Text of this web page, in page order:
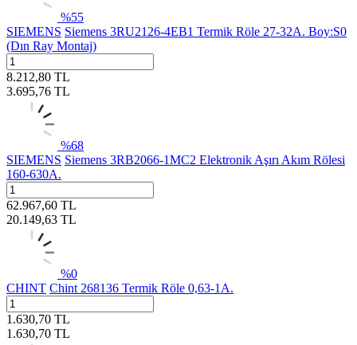
%55
SIEMENS Siemens 3RU2126-4EB1 Termik Röle 27-32A. Boy:S0
(Dın Ray Montaj)
8.212,80 TL
3.695,76 TL
%68
SIEMENS Siemens 3RB2066-1MC2 Elektronik Aşırı Akım Rölesi
160-630A.
62.967,60 TL
20.149,63 TL
%0
CHINT Chint 268136 Termik Röle 0,63-1A.
1.630,70 TL
1.630,70 TL